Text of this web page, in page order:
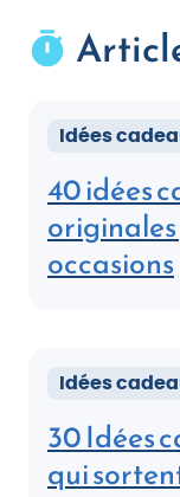
Idées
40 idées
occasions
Idées
30 Idées
qui